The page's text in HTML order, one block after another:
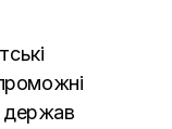
держав